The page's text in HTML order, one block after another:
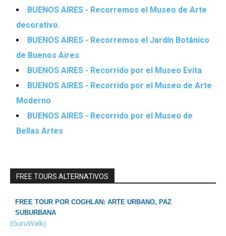
BUENOS AIRES - Recorremos el Museo de Arte
decorativo.
BUENOS AIRES - Recorremos el Jardín Botánico
de Buenos Aires
BUENOS AIRES - Recorrido por el Museo Evita
BUENOS AIRES - Recorrido por el Museo de Arte
Moderno
BUENOS AIRES - Recorrido por el Museo de
Bellas Artes
FREE TOURS ALTERNATIVOS
FREE TOUR POR COGHLAN: ARTE URBANO, PAZ
SUBURBANA
(GuruWalk)